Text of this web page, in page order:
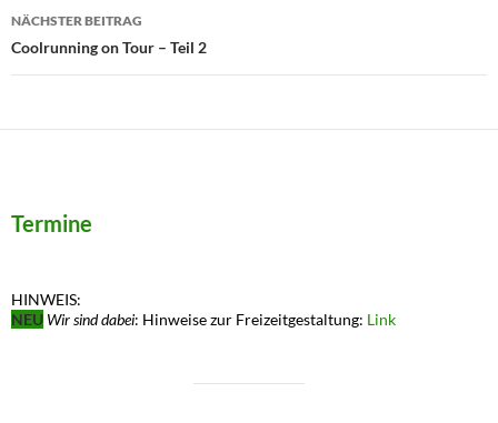
NÄCHSTER BEITRAG
Coolrunning on Tour – Teil 2
Termine
HINWEIS:
NEU Wir sind dabei: Hinweise zur Freizeitgestaltung: Link